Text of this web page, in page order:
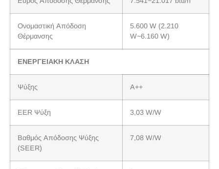
Ονομαστική Απόδοση
Θέρμανσης
5.600 W (2.210
W~6.160 W)
ΕΝΕΡΓΕΙΑΚΗ ΚΛΑΣΗ
Ψύξης A++
EER Ψύξη 3,03 W/W
Βαθμός Απόδοσης Ψύξης
(SEER)
7,08 W/W